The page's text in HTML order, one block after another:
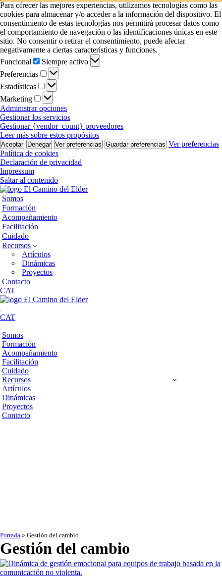
Para ofrecer las mejores experiencias, utilizamos tecnologías como las
cookies para almacenar y/o acceder a la información del dispositivo. El
consentimiento de estas tecnologías nos permitirá procesar datos como
el comportamiento de navegación o las identificaciones únicas en este
sitio. No consentir o retirar el consentimiento, puede afectar
negativamente a ciertas características y funciones.
Funcional
Funcional
Siempre activo
Preferencias
Preferencias
Estadísticas
Estadísticas
Marketing
Marketing
Administrar opciones
Gestionar los servicios
Gestionar {vendor_count} proveedores
Leer más sobre estos propósitos
Aceptar Denegar Ver preferencias Guardar preferencias Ver preferencias
Política de cookies
Declaración de privacidad
Impressum
Saltar al contenido
Somos
Formación
Acompañamiento
Facilitación
Cuidado
Recursos
Artículos
Dinámicas
Proyectos
Contacto
CAT
Menú
de
CAT
Menú
de
navegación
Somos
Formación
Acompañamiento
Facilitación
Cuidado
Recursos
Artículos
Dinámicas
Proyectos
Contacto
Portada » Gestión del cambio
Gestión del cambio